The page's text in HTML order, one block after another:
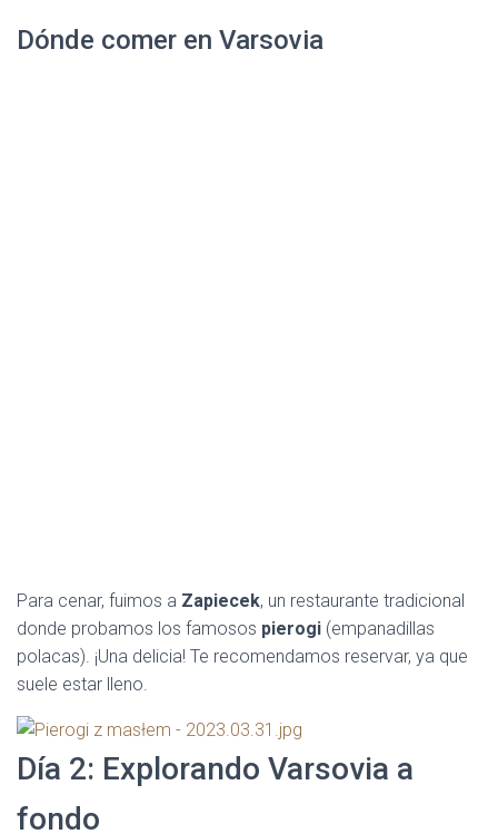
Dónde comer en Varsovia
Para cenar, fuimos a Zapiecek, un restaurante tradicional
donde probamos los famosos pierogi (empanadillas
polacas). ¡Una delicia! Te recomendamos reservar, ya que
suele estar lleno.
Día 2: Explorando Varsovia a
fondo